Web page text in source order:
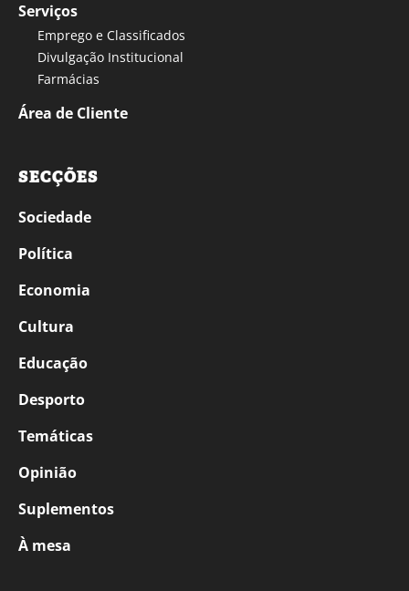
Serviços
Emprego e Classificados
Divulgação Institucional
Farmácias
Área de Cliente
SECÇÕES
Sociedade
Política
Economia
Cultura
Educação
Desporto
Temáticas
Opinião
Suplementos
À mesa